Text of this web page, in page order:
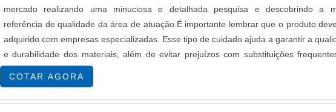
mercado realizando uma minuciosa e detalhada pesquisa e descobrindo a
referência de qualidade da área de atuação.É importante lembrar que o produto
adquirido com empresas especializadas. Esse tipo de cuidado ajuda a garantir a
e durabilidade dos materiais, além de evitar prejuízos com substituições
COTAR AGORA